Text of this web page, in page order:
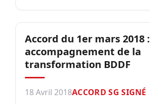
Accord du 1er mars 2018 :
accompagnement de la
transformation BDDF
18 Avril 2018ACCORD SG SIGNÉ